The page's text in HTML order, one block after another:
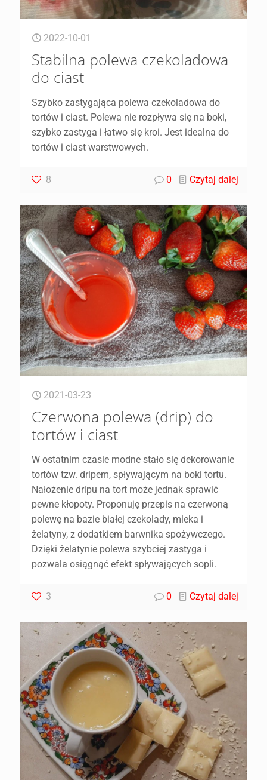
2022-10-01
Stabilna polewa czekoladowa
do ciast
Szybko zastygająca polewa czekoladowa do
tortów i ciast. Polewa nie rozpływa się na boki,
szybko zastyga i łatwo się kroi. Jest idealna do
tortów i ciast warstwowych.
8 0 Czytaj dalej
2021-03-23
Czerwona polewa (drip) do
tortów i ciast
W ostatnim czasie modne stało się dekorowanie
tortów tzw. dripem, spływającym na boki tortu.
Nałożenie dripu na tort może jednak sprawić
pewne kłopoty. Proponuję przepis na czerwoną
polewę na bazie białej czekolady, mleka i
żelatyny, z dodatkiem barwnika spożywczego.
Dzięki żelatynie polewa szybciej zastyga i
pozwala osiągnąć efekt spływających sopli.
3 0 Czytaj dalej